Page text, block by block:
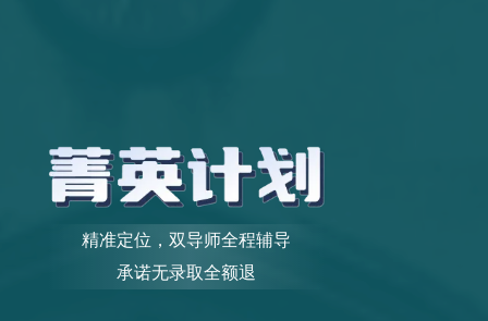
精准定位，双导师全程辅导
承诺无录取全额退